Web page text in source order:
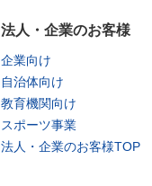
法人・企業のお客様
企業向け
自治体向け
教育機関向け
スポーツ事業
法人・企業のお客様TOP